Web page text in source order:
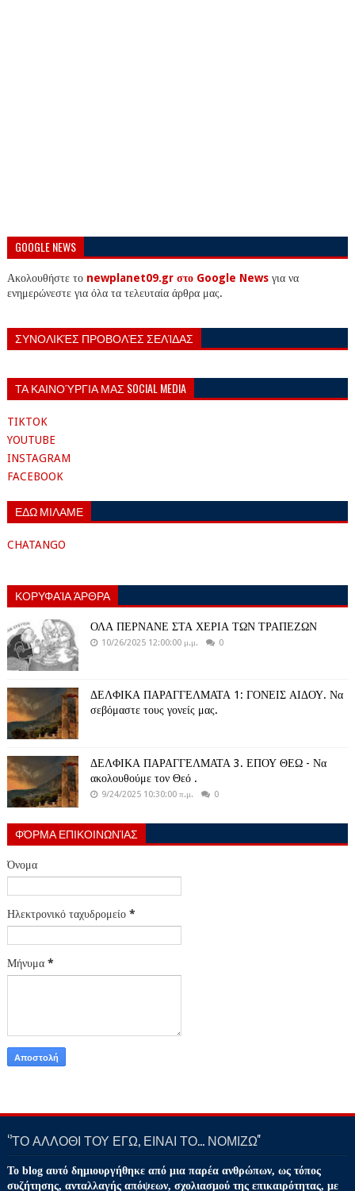
GOOGLE NEWS
Ακολουθήστε το newplanet09.gr στο Google Newsγια να
ενημερώνεστε για όλα τα τελευταία άρθρα μας.
ΣΥΝΟΛΙΚΈΣ ΠΡΟΒΟΛΈΣ ΣΕΛΊΔΑΣ
ΤΑ ΚΑΙΝΟΎΡΓΙΑ ΜΑΣ SOCIAL MEDIA
TIKTOK
YOUTUBE
INSTAGRAM
FACEBOOK
ΕΔΩ ΜΙΛΑΜΕ
CHATANGO
ΚΟΡΥΦΑΊΑ ΆΡΘΡΑ
ΟΛΑ ΠΕΡΝΑΝΕ ΣΤΑ ΧΕΡΙΑ ΤΩΝ ΤΡΑΠΕΖΩΝ
10/26/2025 12:00:00 μ.μ. 0
ΔΕΛΦΙΚΑ ΠΑΡΑΓΓΕΛΜΑΤΑ 1: ΓΟΝΕΙΣ ΑΙΔΟΥ. Να
σεβόμαστε τους γονείς μας.
ΔΕΛΦΙΚΑ ΠΑΡΑΓΓΕΛΜΑΤΑ 3. ΕΠΟΥ ΘΕΩ - Να
ακολουθούμε τον Θεό .
9/24/2025 10:30:00 π.μ. 0
ΦΌΡΜΑ ΕΠΙΚΟΙΝΩΝΊΑΣ
Όνομα
Ηλεκτρονικό ταχυδρομείο *
Μήνυμα *
‘’ΤΟ ΑΛΛΟΘΙ ΤΟΥ ΕΓΩ, ΕΙΝΑΙ ΤΟ… ΝΟΜΙΖΩ''
Το blog αυτό δημιουργήθηκε από μια παρέα ανθρώπων, ως τόπος
συζήτησης, ανταλλαγής απόψεων, σχολιασμού της επικαιρότητας, με